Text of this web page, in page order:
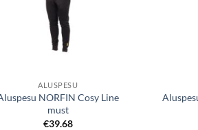
ALUSPESU
NORFIN Cosy Line
must
€39.68